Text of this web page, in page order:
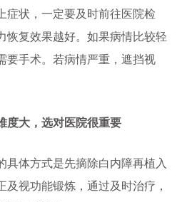
状，一定要及时前往医院检
恢复效果越好。如果病情比较轻
要手术。若病情严重，遮挡视
大，选对医院很重要
体方式是先摘除白内障再植入
及视功能锻炼，通过及时治疗，